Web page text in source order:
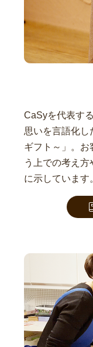
CaSyを代表す
思いを言語化
ギフト～」。お
う上での考え方
に示しています